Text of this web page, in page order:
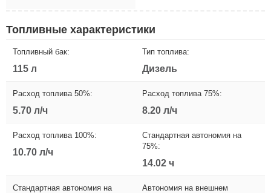
Топливные характеристики
Топливный бак:
115 л
Тип топлива:
Дизель
Расход топлива 50%:
5.70 л/ч
Расход топлива 75%:
8.20 л/ч
Расход топлива 100%:
10.70 л/ч
Стандартная автономия на
75%:
14.02 ч
Стандартная автономия на
Автономия на внешнем